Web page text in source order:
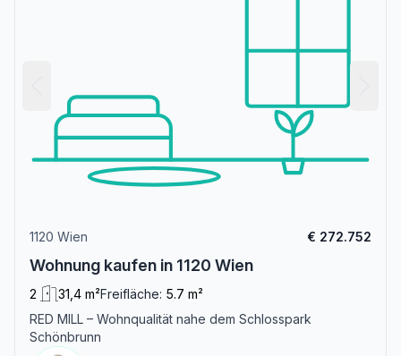
1120 Wien € 272.752
Wohnung kaufen in 1120 Wien
2 31,4 m²Freifläche: 5.7 m²
RED MILL – Wohnqualität nahe dem Schlosspark
Schönbrunn